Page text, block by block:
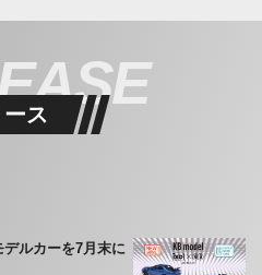
ース
ルカーを7月末に